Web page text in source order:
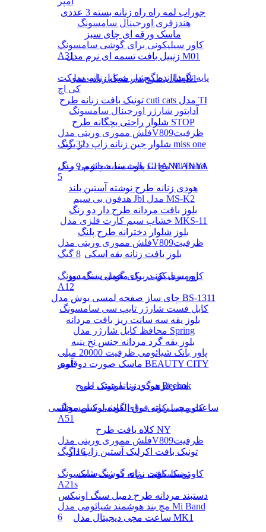
هندزفری اورجینال سامسونگ
کاور سیلیکونی برای گوشی سامسونگ
A31
پایه نگهدارنده گوشی موبایل پاپ سوکت
کی اچ
آداپتور شارژر اورجینال سامسونگ
فلش مموری وریتی مدلV809ظرفیت
32 گیگ
مچ بند هوشمند شیائومی مدل Mi Band
5
هدفون بی سیم Jbl مدل MS-K2
خشاب سیم کارت فلزی مدل MKS-11
فلش مموری وریتی مدلV809ظرفیت
8 گیگ
کاور سیلیکونی برای گوشی سامسونگ
A12
کابل فست شارژر تایپ سی سامسونگ
محافظ کابل شارژر مدل Spring
پاور بانک شیائومی ظرفیت 20000 میلی
آمپر
هندزفری گردنی بلوتوثی لنوو
کاور سیلیکونی برای گوشی سامسونگ
A51
فلش مموری وریتی مدلV809ظرفیت
16 گیگ
کاور سیلیکونی برای گوشی سامسونگ
A21s
مچ بند هوشمند شیائومی مدل Mi Band
6
جوراب لمه راه راه زنانه بسته 3 عددی
ماسک ورقه ای چای سبز
زنبیل بافت تسمه ای نرم مدل M01
شال طرح دار شیک زنانه مدل B1
تونیک بافت زنانه طرح cuti cats مدل TI
شلوار راحتی بچگانه طرح STOP
شلوار جین زنانه زاپ دار برند miss one
پالت سایه چشم 9 رنگ CHANLANYA
هودی زنانه طرح نوشته آستین بلند
بلوز بافت مردانه طرح دار دو رنگ
بلوز شلوار دخترانه طرح پلنگ
بلوز بافت زنانه یقه اسکی
رومیزی یک در یک مخمل سنگ دوز
چای ساز صفحه لمسی بوش مدل BS-1311
بلوز یقه سه سانت ریز بافت مردانه
بلوز یقه گرد مردانه جنس نخ پنبه
ماسک صورت دوقلوی BEAUTY CITY
هودی زنانه شیک طرح Reebok
ساعت مچی زنانه فوق العاده لوکس مجلسی
کلاه بافت طرح NY
تونیک بافت اکرلیک آستین زاپ دار
تونیک بافت زنانه دو رنگ شیک
دستبند مردانه طرح دمبل سنگ اونیکس
ساعت مچی دیجیتال مدل MK1